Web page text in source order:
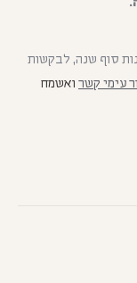
סוף שנה, לבקשות
עימי קשר ואשמח